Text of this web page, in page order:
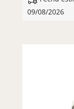
09/08/2026